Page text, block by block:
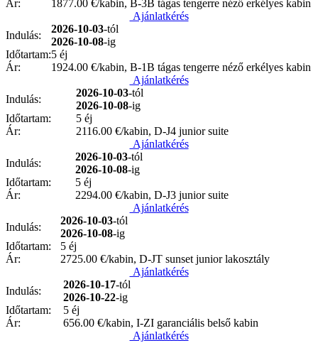
Ár: 1877.00 €/kabin, B-3B tágas tengerre néző erkélyes kabin
Ajánlatkérés
Indulás:
2026-10-03-tól
2026-10-08-ig
Időtartam:5 éj
Ár:
1924.00 €/kabin, B-1B tágas tengerre néző erkélyes kabin
Ajánlatkérés
Indulás:
2026-10-03-tól
2026-10-08-ig
Időtartam:
5 éj
Ár:
2116.00 €/kabin, D-J4 junior suite
Ajánlatkérés
Indulás:
2026-10-03-tól
2026-10-08-ig
Időtartam:
5 éj
Ár:
2294.00 €/kabin, D-J3 junior suite
Ajánlatkérés
Indulás:
2026-10-03-tól
2026-10-08-ig
Időtartam:
5 éj
Ár:
2725.00 €/kabin, D-JT sunset junior lakosztály
Ajánlatkérés
Indulás:
2026-10-17-tól
2026-10-22-ig
Időtartam:
5 éj
Ár:
656.00 €/kabin, I-ZI garanciális belső kabin
Ajánlatkérés